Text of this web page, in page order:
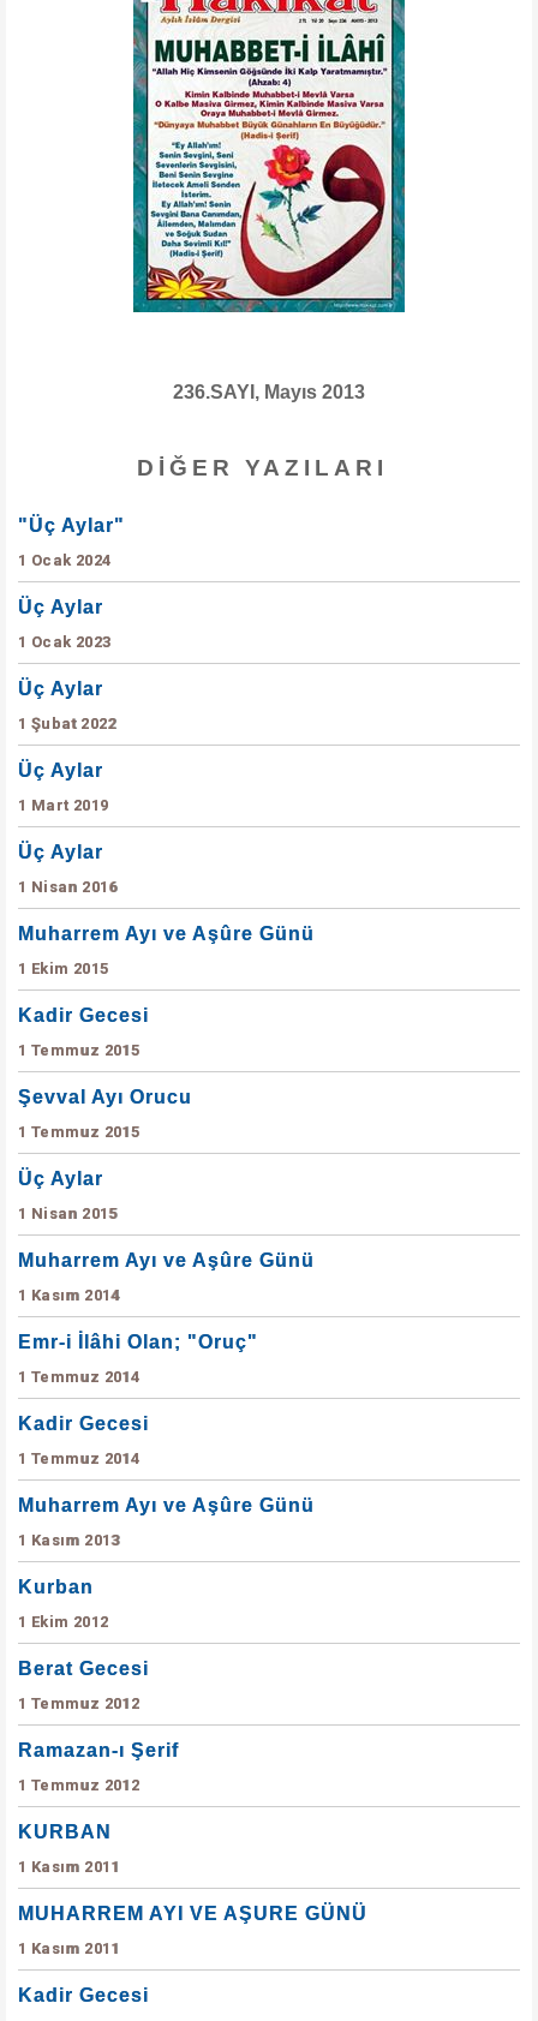
236.SAYI, Mayıs 2013
DIĞER YAZILARI
"Üç Aylar"
1 Ocak 2024
Üç Aylar
1 Ocak 2023
Üç Aylar
1 Şubat 2022
Üç Aylar
1 Mart 2019
Üç Aylar
1 Nisan 2016
Muharrem Ayı ve Aşûre Günü
1 Ekim 2015
Kadir Gecesi
1 Temmuz 2015
Şevval Ayı Orucu
1 Temmuz 2015
Üç Aylar
1 Nisan 2015
Muharrem Ayı ve Aşûre Günü
1 Kasım 2014
Emr-i İlâhi Olan; "Oruç"
1 Temmuz 2014
Kadir Gecesi
1 Temmuz 2014
Muharrem Ayı ve Aşûre Günü
1 Kasım 2013
Kurban
1 Ekim 2012
Berat Gecesi
1 Temmuz 2012
Ramazan-ı Şerif
1 Temmuz 2012
KURBAN
1 Kasım 2011
MUHARREM AYI VE AŞURE GÜNÜ
1 Kasım 2011
Kadir Gecesi